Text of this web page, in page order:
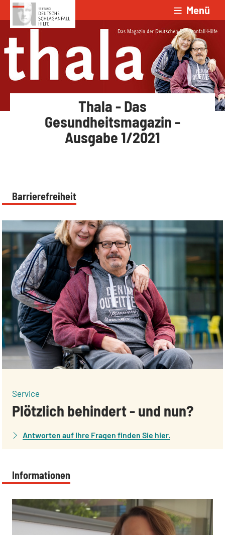
Zum Inhalt springen Menü
Thala - Das
Gesundheitsmagazin -
Ausgabe 1/2021
Barrierefreiheit
Service
Plötzlich behindert - und nun?
Antworten auf Ihre Fragen finden Sie hier.
Informationen